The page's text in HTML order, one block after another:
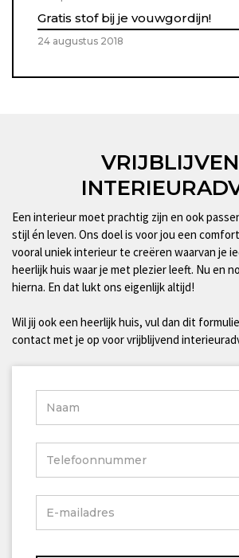
Gratis stof bij je vouwgordijn!
24 augustus 2018
Een interieur moet prachtig zijn en ook
stijl én leven. Ons doel is voor jou een
vooral uniek interieur te creëren waarvan je
heerlijk huis waar je met plezier leeft. Nu en
hierna. En dat lukt ons eigenlijk altijd!
Wil jij ook een heerlijk huis, vul dan dit
contact met je op voor vrijblijvend